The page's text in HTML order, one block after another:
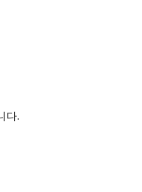
다.